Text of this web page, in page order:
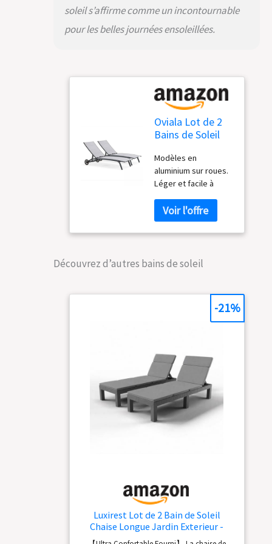
soleil s’affirme comme un incontournable
pour les belles journées ensoleillées.
Oviala Lot de 2
Bains de Soleil
Gris
Modèles en
aluminium sur roues.
Léger et facile à
textilène, matière
respirante. Ne
marque pas en cas
Traitée anti UV
pour passer du mode
sieste Dimensions
x Hauteur 83 cm.
Hauteur de l'assise
30 cm. Largeur du
textilène 60 cm. Ses
deux petites roues
vous permettent de
Découvrez d’autres bains de soleil
Luxirest Lot de 2 Bain de Soleil
Chaise Longue Jardin Exterieur -
Dossier réglable - avec Coussin (Gris)
-21%